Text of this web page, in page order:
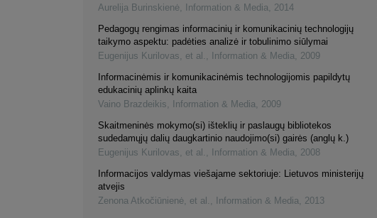
Aurelija Burinskienė, Information & Media, 2014
Pedagogų rengimas informacinių ir komunikacinių technologijų
taikymo aspektu: padėties analizė ir tobulinimo siūlymai
Eugenijus Kurilovas, et al. , Information & Media, 2009
Informacinėmis ir komunikacinėmis technologijomis papildytų
edukacinių aplinkų kaita
Vaino Brazdeikis, Information & Media, 2009
Skaitmeninės mokymo(si) išteklių ir paslaugų bibliotekos
sudedamųjų dalių daugkartinio naudojimo(si) gairės (anglų k.)
Eugenijus Kurilovas, et al. , Information & Media, 2008
Informacijos valdymas viešajame sektoriuje: Lietuvos ministerijų
atvejis
Zenona Atkočiūnienė, et al. , Information & Media, 2013